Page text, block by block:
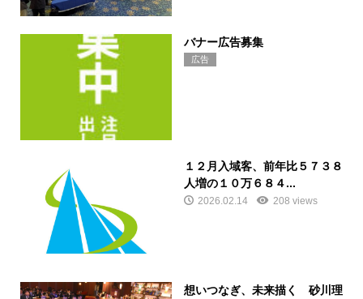
バナー広告募集
広告
１２月入域客、前年比５７３８
人増の１０万６８４...
2026.02.14 208 views
想いつなぎ、未来描く 砂川理